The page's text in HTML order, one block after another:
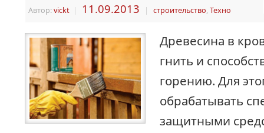
Автор:vickt | 11.09.2013 | строительство, Техно
Древесина в
гнить и
горению. Для
обрабатывать
защитными